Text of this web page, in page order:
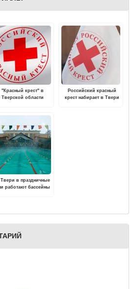
"Красный крест" в
Тверской области
для школьников
и студентов
Российский красный
крест набирает в Твери
Твери в праздничные
работают бассейны